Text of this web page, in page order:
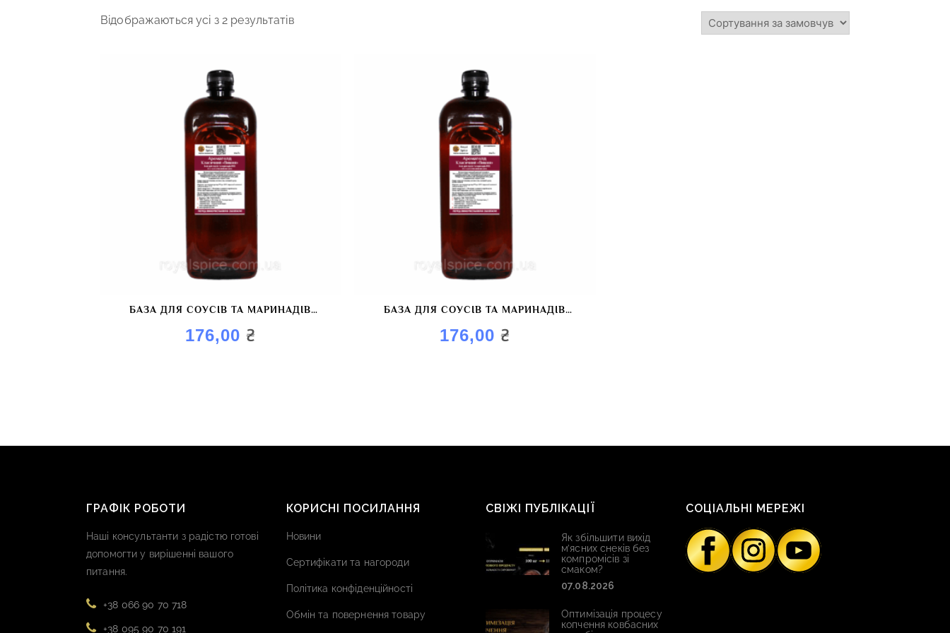
Відображаються усі з 2 результатів
БАЗА ДЛЯ СОУСІВ ТА МАРИНАДІВ
“АРОМАГОЛД ВИШНЯ”
176,00 ₴
БАЗА ДЛЯ СОУСІВ ТА МАРИНАДІВ
“АРОМАГОЛД ВИШНЯ”
176,00 ₴
ГРАФІК РОБОТИ
Наші консультанти з радістю готові
допомогти у вирішенні вашого
питання.
+38 066 90 70 718
+38 095 90 70 191
КОРИСНІ ПОСИЛАННЯ
Новини
Сертифікати та нагороди
Політика конфіденційності
Обмін та повернення товару
СВІЖІ ПУБЛІКАЦІЇ
Як збільшити вихід
м’ясних снеків без
компромісів зі
смаком?
07.08.2026
Оптимізація процесу
копчення ковбасних
СОЦІАЛЬНІ МЕРЕЖІ